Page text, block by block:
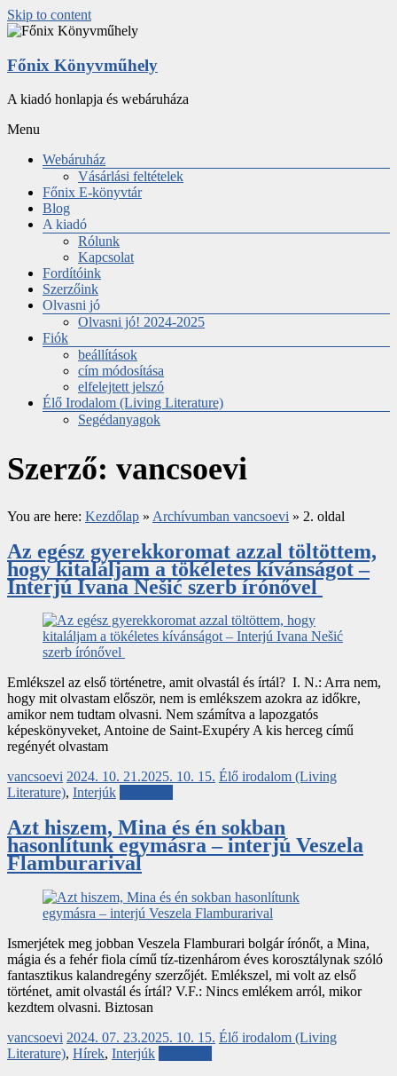
Skip to content
Főnix Könyvműhely
A kiadó honlapja és webáruháza
Menu
Webáruház
Vásárlási feltételek
Főnix E-könyvtár
Blog
A kiadó
Rólunk
Kapcsolat
Fordítóink
Szerzőink
Olvasni jó
Olvasni jó! 2024-2025
Fiók
beállítások
cím módosítása
elfelejtett jelszó
Élő Irodalom (Living Literature)
Segédanyagok
Szerző: vancsoevi
You are here: Kezdőlap » Archívumban vancsoevi » 2. oldal
Az egész gyerekkoromat azzal töltöttem,
hogy kitaláljam a tökéletes kívánságot –
Interjú Ivana Nešić szerb írónővel
Emlékszel az első történetre, amit olvastál és írtál? I. N.: Arra nem,
hogy mit olvastam először, nem is emlékszem azokra az időkre,
amikor nem tudtam olvasni. Nem számítva a lapozgatós
képeskönyveket, Antoine de Saint-Exupéry A kis herceg című
regényét olvastam
vancsoevi 2024. 10. 21.2025. 10. 15. Élő irodalom (Living
Literature), Interjúk
Azt hiszem, Mina és én sokban
hasonlítunk egymásra – interjú Veszela
Flamburarival
Ismerjétek meg jobban Veszela Flamburari bolgár írónőt, a Mina,
mágia és a fehér fiola című tíz-tizenhárom éves korosztálynak szóló
fantasztikus kalandregény szerzőjét. Emlékszel, mi volt az első
történet, amit olvastál és írtál? V.F.: Nincs emlékem arról, mikor
kezdtem olvasni. Biztosan
vancsoevi 2024. 07. 23.2025. 10. 15. Élő irodalom (Living
Literature), Hírek, Interjúk